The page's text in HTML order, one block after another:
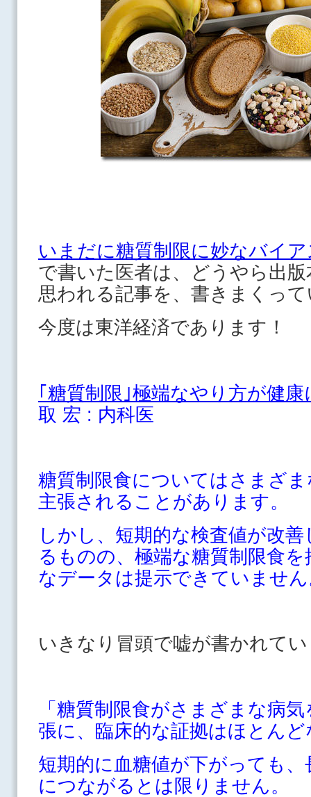
いまだに糖質制限に妙なバイ
で書いた医者は、どうやら出
思われる記事を、書きまくっ
今度は東洋経済であります！
｢糖質制限｣極端なやり方が健
取 宏 : 内科医
糖質制限食についてはさまざ
主張されることがあります。
しかし、短期的な検査値が改
るものの、極端な糖質制限食
なデータは提示できていませ
いきなり冒頭で嘘が書かれて
「糖質制限食がさまざまな病
張に、臨床的な証拠はほとん
短期的に血糖値が下がっても
につながるとは限りません。